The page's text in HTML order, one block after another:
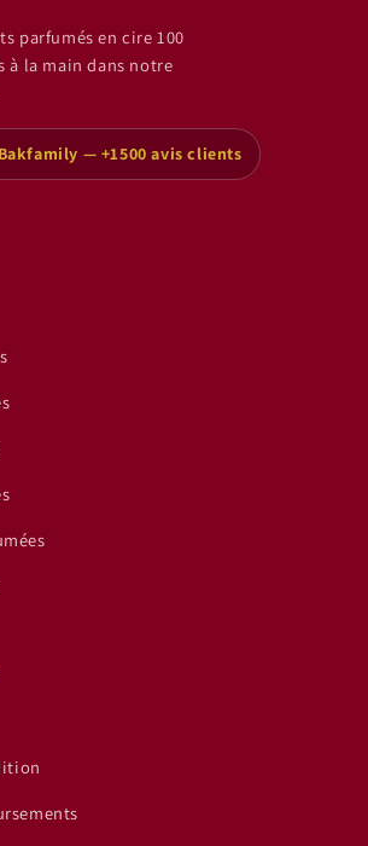
parfumés en cire 100
à la main dans notre
— +1500 avis clients